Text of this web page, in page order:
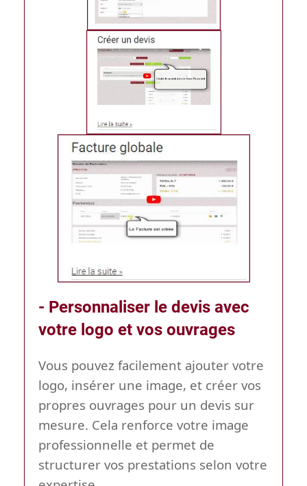
- Personnaliser le devis avec
votre logo et vos ouvrages
Vous pouvez facilement ajouter votre
logo, insérer une image, et créer vos
propres ouvrages pour un devis sur
mesure. Cela renforce votre image
professionnelle et permet de
structurer vos prestations selon votre